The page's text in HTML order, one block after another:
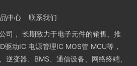
中心
联系我们
司， 长期致力于电子元件的销售、推
驱动IC 电源管理IC MOS管 MCU等，
逆变器、BMS、通信设备、网络终端、